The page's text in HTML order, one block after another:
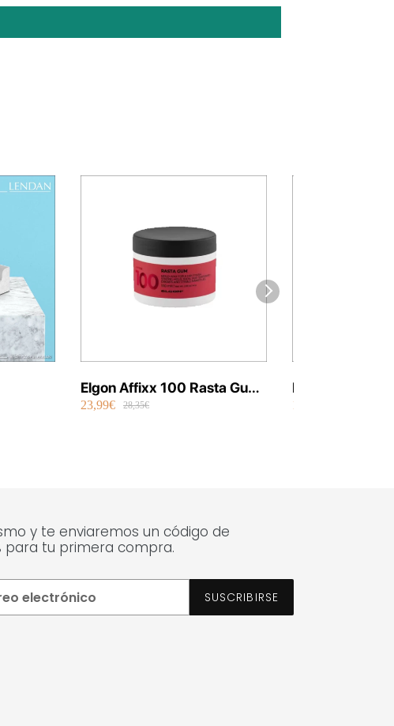
Elgon Affixx 100 Rasta Gum
100 ml Vegano (Nuevo
23,99€ 28,35€
Elgon Luminoil
Tratamiento
14,99€
y te enviaremos un código de
para tu primera compra.
SUSCRIBIRSE